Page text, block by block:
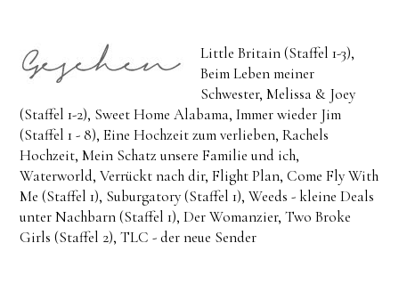
Little Britain (Staffel 1-3),
Beim Leben meiner
Schwester, Melissa & Joey
(Staffel 1-2), Sweet Home Alabama, Immer wieder Jim
(Staffel 1 - 8), Eine Hochzeit zum verlieben, Rachels
Hochzeit, Mein Schatz unsere Familie und ich,
Waterworld, Verrückt nach dir, Flight Plan, Come Fly With
Me (Staffel 1), Suburgatory (Staffel 1), Weeds - kleine Deals
unter Nachbarn (Staffel 1), Der Womanzier, Two Broke
Girls (Staffel 2), TLC - der neue Sender